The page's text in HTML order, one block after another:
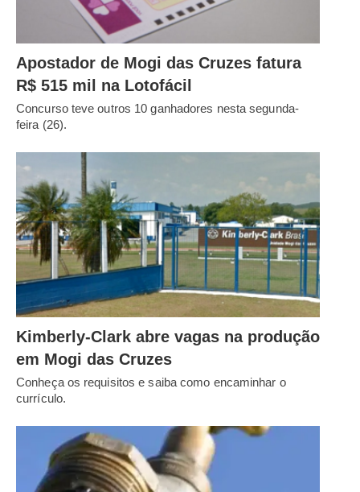
Apostador de Mogi das Cruzes fatura
R$ 515 mil na Lotofácil
Concurso teve outros 10 ganhadores nesta segunda-
feira (26).
Kimberly-Clark abre vagas na produção
em Mogi das Cruzes
Conheça os requisitos e saiba como encaminhar o
currículo.